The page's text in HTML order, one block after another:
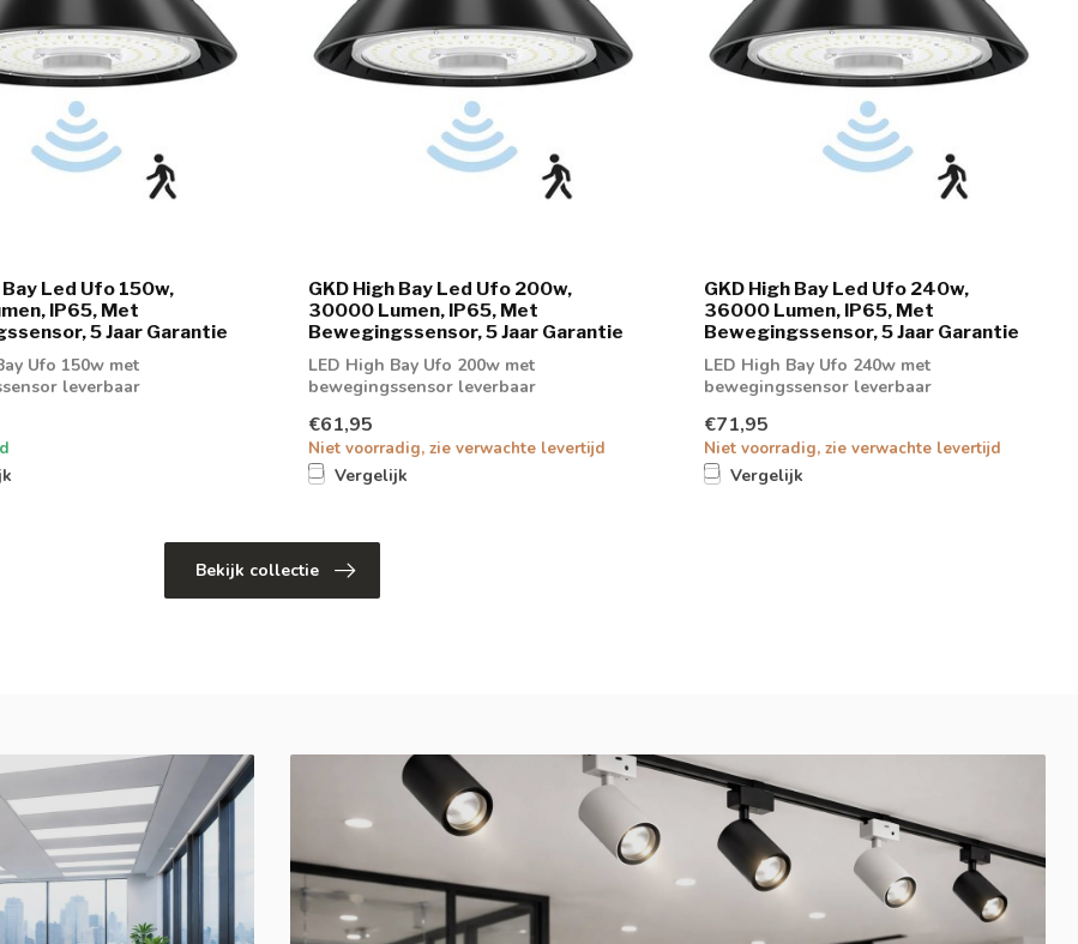
Bay Led Ufo 150w,
IP65, Met
5 Jaar Garantie
Ufo 150w met
leverbaar
GKD High Bay Led Ufo 200w,
30000 Lumen, IP65, Met
Bewegingssensor, 5 Jaar Garantie
LED High Bay Ufo 200w met
bewegingssensor leverbaar
€61,95
Niet voorradig, zie verwachte levertijd
Vergelijk
GKD High Bay Led Ufo 240w,
36000 Lumen, IP65, Met
Bewegingssensor, 5 Jaar Garantie
LED High Bay Ufo 240w met
bewegingssensor leverbaar
€71,95
Niet voorradig, zie verwachte levertijd
Vergelijk
Bekijk collectie